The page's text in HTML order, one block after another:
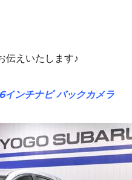
伝えいたします♪
インチナビ バックカメラ